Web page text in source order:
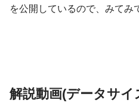
を公開しているので、みてみ
解説動画(データサイ